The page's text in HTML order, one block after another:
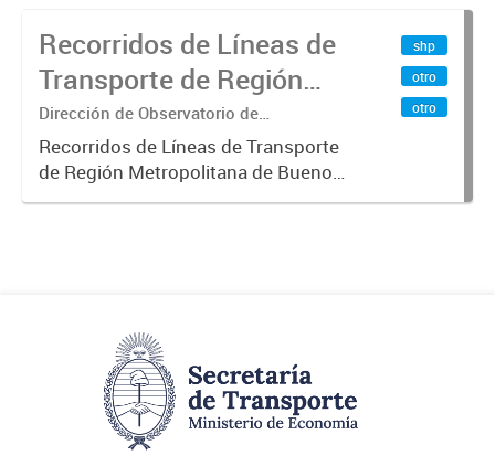
Recorridos de Líneas de
Transporte de Región
Metropolitana de
Buenos Aires (RMBA)
Dirección de Observatorio de
Transporte, Estudio y Sistemas
Recorridos de Líneas de Transporte
de Región Metropolitana de Buenos
Aires (RMBA).-
shp
otro
otro